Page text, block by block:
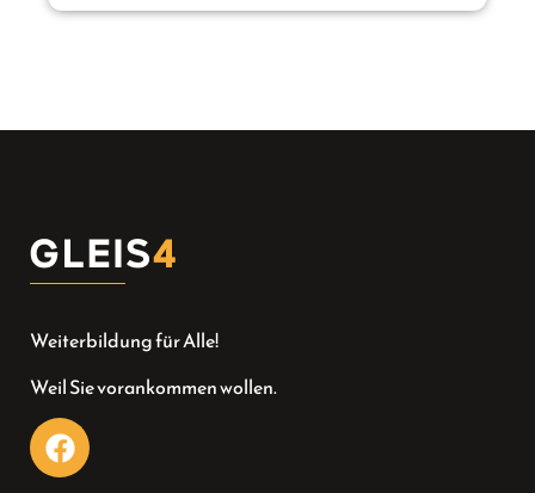
Weiterbildung für Alle!
Weil Sie vorankommen wollen.